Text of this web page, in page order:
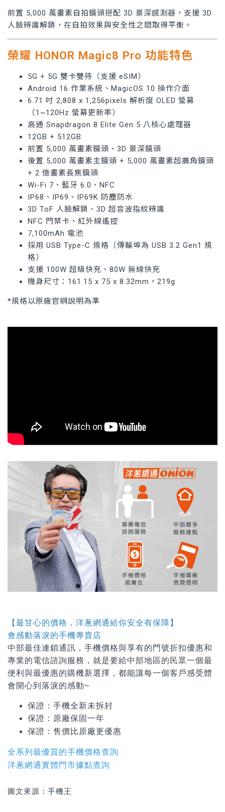
前置 5,000 萬畫素自拍鏡頭搭配 3D 景深感測器，支援 3D
人臉辨識解鎖，在自拍效果與安全性之間取得平衡。
榮耀 HONOR Magic8 Pro 功能特色
5G + 5G 雙卡雙待（支援 eSIM）
Android 16 作業系統、MagicOS 10 操作介面
6.71 吋 2,808 x 1,256pixels 解析度 OLED 螢幕
（1~120Hz 螢幕更新率）
高通 Snapdragon 8 Elite Gen 5 八核心處理器
12GB + 512GB
前置 5,000 萬畫素鏡頭、3D 景深鏡頭
後置 5,000 萬畫素主鏡頭 + 5,000 萬畫素超廣角鏡頭
+ 2 億畫素長焦鏡頭
Wi-Fi 7、藍牙 6.0、NFC
IP68、IP69、IP69K 防塵防水
3D ToF 人臉解鎖、3D 超音波指紋辨識
NFC 門禁卡、紅外線遙控
7,100mAh 電池
採用 USB Type-C 規格（傳輸埠為 USB 3.2 Gen1 規
格）
支援 100W 超級快充、80W 無線快充
機身尺寸：161.15 x 75 x 8.32mm，219g
*規格以原廠官網說明為準
【最甘心的價格，洋蔥網通給你安全有保障】
會感動落淚的手機專賣店
中部最佳連鎖通訊，手機價格與享有的門號折扣優惠和
專業的電信諮詢服務，就是要給中部地區的民眾一個最
便利與最優惠的購機新選擇，都能讓每一個客戶感受體
會開心到落淚的感動~
保證：手機全新未拆封
保證：原廠保固一年
保證： 售價比原廠更優惠
全系列最優質的手機價格查詢
洋蔥網通實體門市據點查詢
圖文來源：手機王